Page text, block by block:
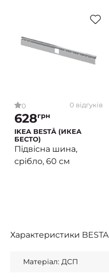
0 0 відгуків
628грн
IKEA BESTÅ (ИКЕА
БЕСТО)
Підвісна шина,
срібло, 60 см
Характеристики BESTA
Матеріал: ДСП